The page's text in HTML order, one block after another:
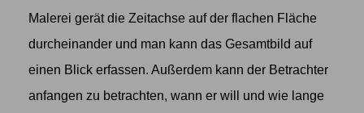
Malerei gerät die Zeitachse auf der flachen Fläche
durcheinander und man kann das Gesamtbild auf
einen Blick erfassen. Außerdem kann der Betrachter
anfangen zu betrachten, wann er will und wie lange